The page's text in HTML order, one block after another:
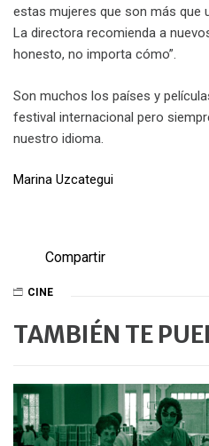
estas mujeres que son más que
La directora recomienda a
honesto, no importa cómo”.
Son muchos los países y
festival internacional pero
nuestro idioma.
Marina Uzcategui
Compartir
CINE
TAMBIÉN TE